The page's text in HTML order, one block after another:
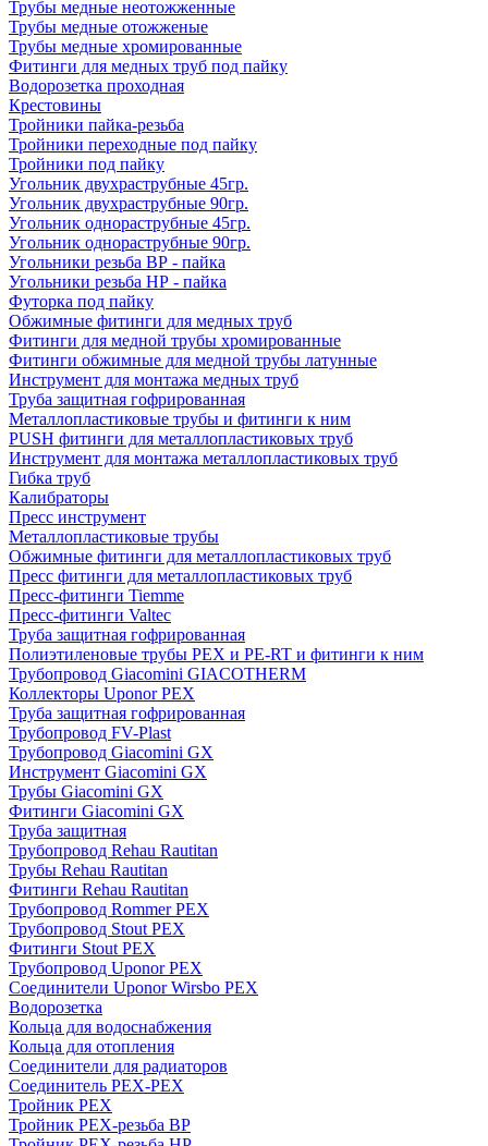
Трубы медные неотожженные
Трубы медные отожженые
Трубы медные хромированные
Фитинги для медных труб под пайку
Водорозетка проходная
Крестовины
Тройники пайка-резьба
Тройники переходные под пайку
Тройники под пайку
Угольник двухраструбные 45гр.
Угольник двухраструбные 90гр.
Угольник однораструбные 45гр.
Угольник однораструбные 90гр.
Угольники резьба ВР - пайка
Угольники резьба НР - пайка
Футорка под пайку
Обжимные фитинги для медных труб
Фитинги для медной трубы хромированные
Фитинги обжимные для медной трубы латунные
Инструмент для монтажа медных труб
Труба защитная гофрированная
Металлопластиковые трубы и фитинги к ним
PUSH фитинги для металлопластиковых труб
Инструмент для монтажа металлопластиковых труб
Гибка труб
Калибраторы
Пресс инструмент
Металлопластиковые трубы
Обжимные фитинги для металлопластиковых труб
Пресс фитинги для металлопластиковых труб
Пресс-фитинги Tiemme
Пресс-фитинги Valtec
Труба защитная гофрированная
Полиэтиленовые трубы PEX и PE-RT и фитинги к ним
Трубопровод Giacomini GIACOTHERM
Коллекторы Uponor PEX
Труба защитная гофрированная
Трубопровод FV-Plast
Трубопровод Giacomini GX
Инструмент Giacomini GX
Трубы Giacomini GX
Фитинги Giacomini GX
Труба защитная
Трубопровод Rehau Rautitan
Трубы Rehau Rautitan
Фитинги Rehau Rautitan
Трубопровод Rommer PEX
Трубопровод Stout PEX
Фитинги Stout PEX
Трубопровод Uponor PEX
Соединители Uponor Wirsbo PEX
Водорозетка
Кольца для водоснабжения
Кольца для отопления
Соединители для радиаторов
Соединитель PEX-PEX
Тройник PEX
Тройник PEX-резьба ВР